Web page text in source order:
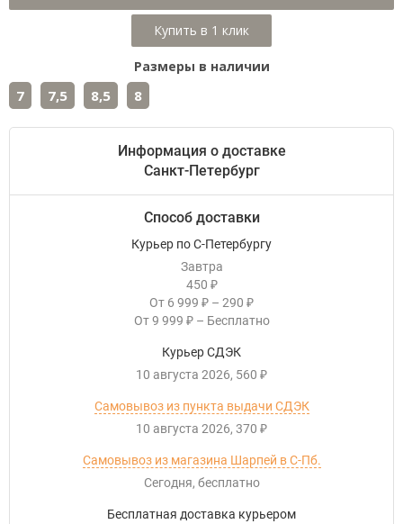
Размеры в наличии
7 7,5 8,5 8
Информация о доставке
Санкт-Петербург
Способ доставки
Курьер по С-Петербургу
Завтра
450 ₽
От 6 999 ₽ – 290 ₽
От 9 999 ₽ – Бесплатно
Курьер СДЭК
10 августа 2026 560 ₽
Самовывоз из пункта выдачи СДЭК
10 августа 2026 370 ₽
Самовывоз из магазина Шарпей в С-Пб.
Сегодня
Бесплатно
Бесплатная доставка курьером